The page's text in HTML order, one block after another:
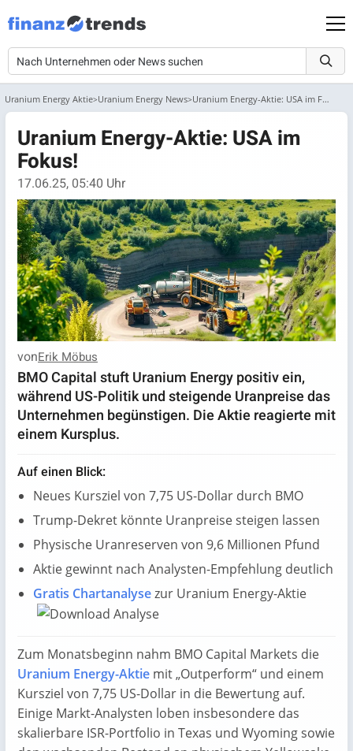
Uranium Energy Aktie Uranium Energy News Uranium Energy-Aktie: USA im Fokus!
Uranium Energy-Aktie: USA im
Fokus!
17.06.25, 05:40 Uhr
vonErik Möbus
BMO Capital stuft Uranium Energy positiv ein,
während US-Politik und steigende Uranpreise das
Unternehmen begünstigen. Die Aktie reagierte mit
einem Kursplus.
Auf einen Blick:
Neues Kursziel von 7,75 US-Dollar durch BMO
Trump-Dekret könnte Uranpreise steigen lassen
Physische Uranreserven von 9,6 Millionen Pfund
Aktie gewinnt nach Analysten-Empfehlung deutlich
Gratis Chartanalysezur Uranium Energy-Aktie
Zum Monatsbeginn nahm BMO Capital Markets die
Uranium Energy-Aktie mit „Outperform“ und einem
Kursziel von 7,75 US-Dollar in die Bewertung auf.
Einige Markt-Analysten loben insbesondere das
skalierbare ISR-Portfolio in Texas und Wyoming sowie